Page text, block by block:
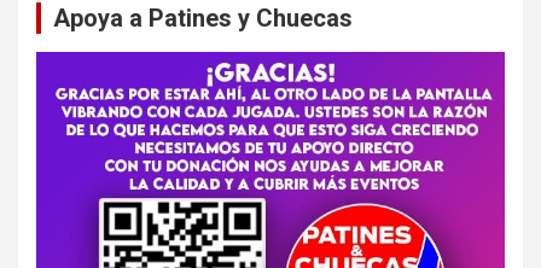
Apoya a Patines y Chuecas